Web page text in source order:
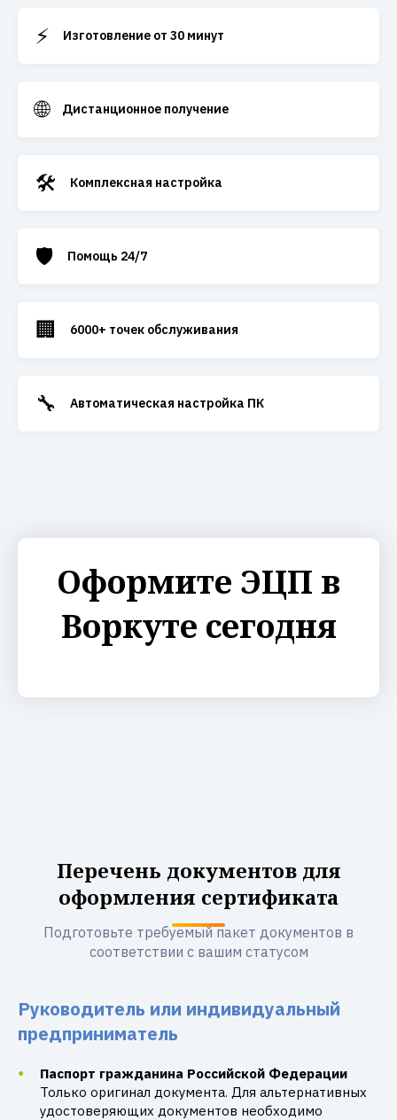
⚡ Изготовление от 30 минут
🌐 Дистанционное получение
🛠️ Комплексная настройка
🛡️ Помощь 24/7
🏢 6000+ точек обслуживания
🔧 Автоматическая настройка ПК
Оформите ЭЦП в
Воркуте сегодня
Перечень документов для
оформления сертификата
Подготовьте требуемый пакет документов в
соответствии с вашим статусом
Руководитель или индивидуальный
предприниматель
Паспорт гражданина Российской Федерации
Только оригинал документа. Для альтернативных
удостоверяющих документов необходимо